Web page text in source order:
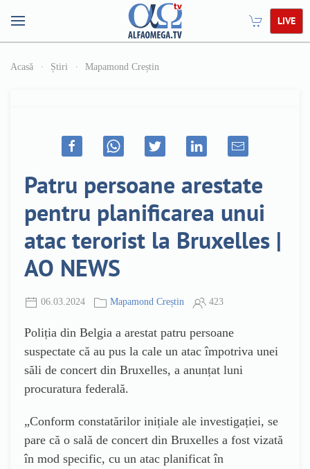
LIVE
Acasă Știri Mapamond Creștin
Patru persoane arestate
pentru planificarea unui
atac terorist la Bruxelles |
AO NEWS
06.03.2024 Mapamond Creștin 423
Poliția din Belgia a arestat patru persoane
suspectate că au pus la cale un atac împotriva unei
săli de concert din Bruxelles, a anunțat luni
procuratura federală.
„Conform constatărilor inițiale ale investigației, se
pare că o sală de concert din Bruxelles a fost vizată
în mod specific, cu un atac planificat în